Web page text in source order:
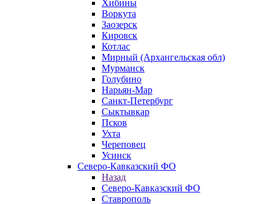
Хибины
Воркута
Заозерск
Кировск
Котлас
Мирный (Архангельская обл)
Мурманск
Голубино
Нарьян-Мар
Санкт-Петербург
Сыктывкар
Псков
Ухта
Череповец
Усинск
Северо-Кавказский ФО
Назад
Северо-Кавказский ФО
Ставрополь